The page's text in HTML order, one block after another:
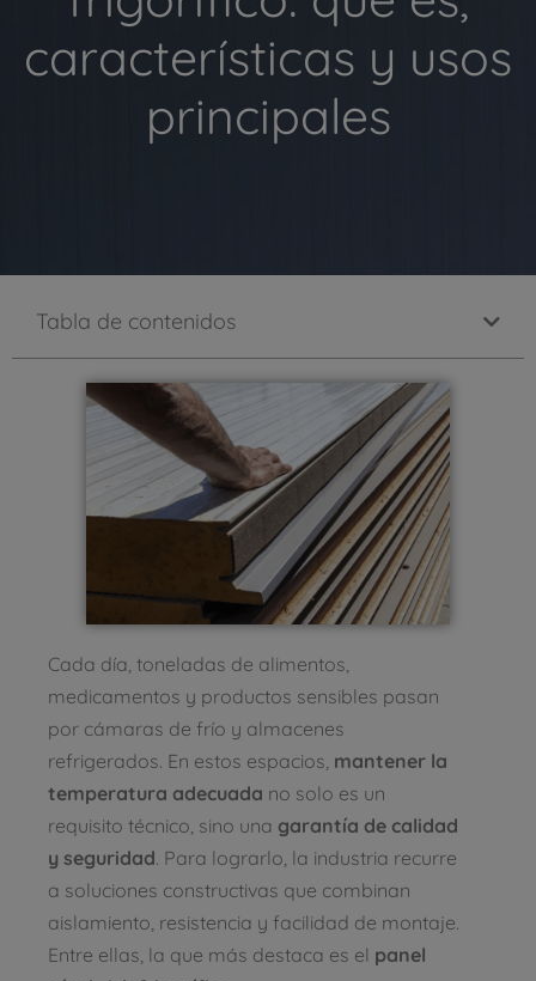
características y usos
principales
Tabla de contenidos
Cada día, toneladas de alimentos,
medicamentos y productos sensibles pasan
por cámaras de frío y almacenes
refrigerados. En estos espacios, mantener la
temperatura adecuada no solo es un
requisito técnico, sino una garantía de calidad
y seguridad. Para lograrlo, la industria recurre
a soluciones constructivas que combinan
aislamiento, resistencia y facilidad de montaje.
Entre ellas, la que más destaca es el panel